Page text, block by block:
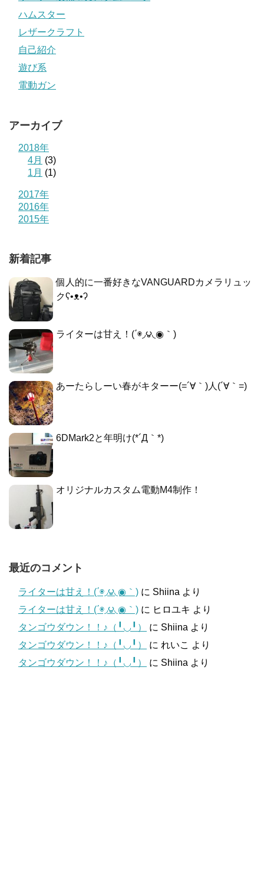
ハムスター
レザークラフト
自己紹介
遊び系
電動ガン
アーカイブ
2018年
4月 (3)
1月 (1)
2017年
2016年
2015年
新着記事
個人的に一番好きなVANGUARDカメラリュッ
クʕ•ᴥ•ʔ
ライターは甘え！(΄◉◞౪◟◉｀)
あーたらしーい春がキターー(=´∀｀)人(´∀｀=)
6DMark2と年明け(*´Д｀*)
オリジナルカスタム電動M4制作！
最近のコメント
ライターは甘え！(΄◉◞౪◟◉｀) に Shiina より
ライターは甘え！(΄◉◞౪◟◉｀) に ヒロユキ より
タンゴウダウン！！♪（╹◡╹）
に Shiina より
タンゴウダウン！！♪（╹◡╹）
に れいこ より
タンゴウダウン！！♪（╹◡╹）
に Shiina より